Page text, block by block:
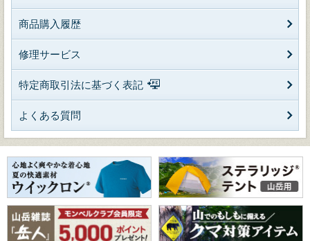
商品購入履歴
修理サービス
特定商取引法に基づく表記
よくある質問